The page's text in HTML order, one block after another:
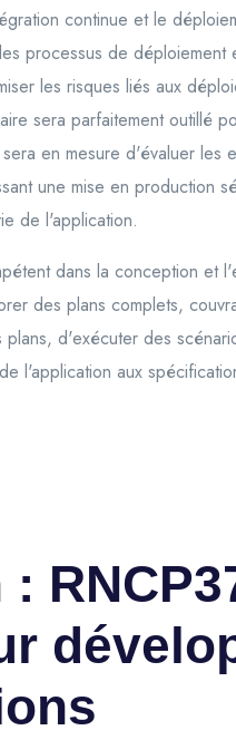
continue et le
processus de
les risques liés aux
sera parfaitement outillé
en mesure d'évaluer
une mise en production
de l'application.
dans la conception et
des plans complets,
d'exécuter des
l'application aux